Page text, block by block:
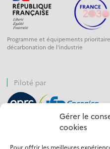
Gérer le
cookies
Pour offrir les meilleures
Programme et équipements
décarbonation de l’industrie
Piloté par